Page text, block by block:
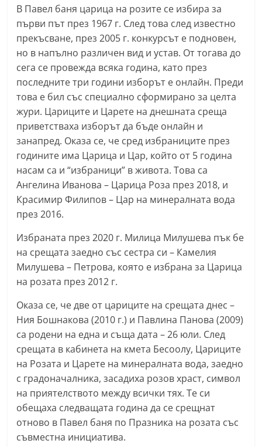
a
k
-
g
.
i
n
f
o
,
l
e
-
k
a
z
a
n
l
a
k
В Павел баня царица на розите се избира за
първи път през 1967 г. След това след известно
прекъсване, през 2005 г. конкурсът е подновен,
но в напълно различен вид и устав. От тогава до
сега се провежда всяка година, като през
последните три години изборът е онлайн. Преди
това е бил със специално сформирано за целта
жури. Цариците и Царете на днешната среща
приветстваха изборът да бъде онлайн и
занапред. Оказа се, че сред избраниците през
годините има Царица и Цар, който от 5 година
насам са и “избраници” в живота. Това са
Ангелина Иванова – Царица Роза през 2018, и
Красимир Филипов – Цар на минералната вода
през 2016.
Избраната през 2020 г. Милица Милушева пък бе
на срещата заедно със сестра си – Камелия
Милушева – Петрова, която е избрана за Царица
на розата през 2012 г.
Оказа се, че две от цариците на срещата днес –
Ния Бошнакова (2010 г.) и Павлина Панова (2009)
са родени на една и съща дата – 26 юли. След
срещата в кабинета на кмета Бесоолу, Цариците
на Розата и Царете на минералната вода, заедно
с градоначалника, засадиха розов храст, символ
на приятелството между всички тях. Те си
обещаха следващата година да се срещнат
отново в Павел баня по Празника на розата със
съвместна инициатива.